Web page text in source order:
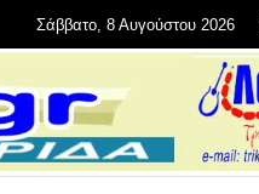
Σάββατο, 8 Αυγούστου 2026